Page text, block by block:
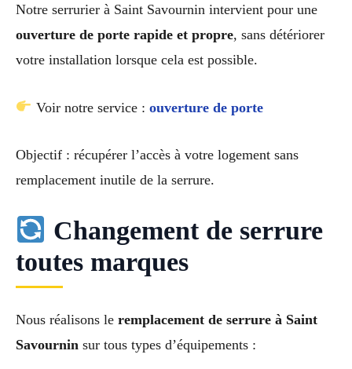
Notre serrurier à Saint Savournin intervient pour une
ouverture de porte rapide et propre, sans détériorer
votre installation lorsque cela est possible.
Voir notre service : ouverture de porte
Objectif : récupérer l’accès à votre logement sans
remplacement inutile de la serrure.
Changement de serrure
toutes marques
Nous réalisons le remplacement de serrure à Saint
Savournin sur tous types d’équipements :